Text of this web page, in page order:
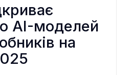
AI-моделей
на